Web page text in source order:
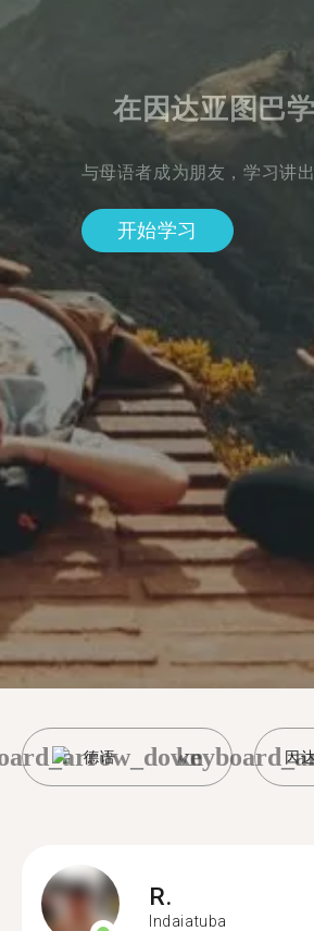
在因达亚图巴
与母语者成为朋友，学习讲
开始学习
德语 因
R.
Indaiatuba